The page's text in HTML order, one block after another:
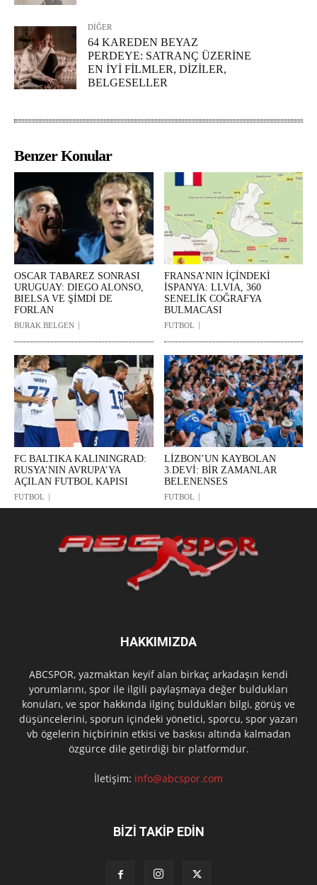
DİĞER
64 KAREDEN BEYAZ
PERDEYE: SATRANÇ ÜZERİNE
EN İYİ FİLMLER, DİZİLER,
BELGESELLER
Benzer Konular
OSCAR TABAREZ SONRASI
URUGUAY: DIEGO ALONSO,
BIELSA VE ŞİMDİ DE
FORLAN
BURAK BELGEN
FRANSA’NIN İÇİNDEKİ
İSPANYA: LLVIA, 360
SENELİK COĞRAFYA
BULMACASI
FUTBOL
FC BALTIKA KALININGRAD:
RUSYA’NIN AVRUPA’YA
AÇILAN FUTBOL KAPISI
FUTBOL
LİZBON’UN KAYBOLAN
3.DEVİ: BİR ZAMANLAR
BELENENSES
FUTBOL
HAKKIMIZDA
ABCSPOR, yazmaktan keyif alan birkaç arkadaşın kendi
yorumlarını, spor ile ilgili paylaşmaya değer buldukları
konuları, ve spor hakkında ilginç buldukları bilgi, görüş ve
düşüncelerini, sporun içindeki yönetici, sporcu, spor yazarı
vb ögelerin hiçbirinin etkisi ve baskısı altında kalmadan
özgürce dile getirdiği bir platformdur.
İletişim: info@abcspor.com
BİZİ TAKİP EDİN